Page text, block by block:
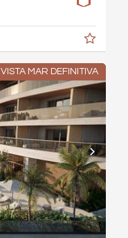
VISTA MAR DEFINITIVA